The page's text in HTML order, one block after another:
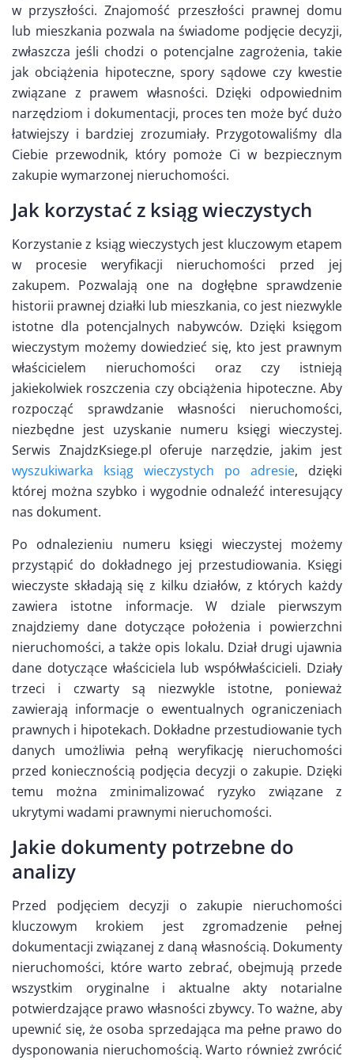
w przyszłości. Znajomość przeszłości prawnej domu
lub mieszkania pozwala na świadome podjęcie decyzji,
zwłaszcza jeśli chodzi o potencjalne zagrożenia, takie
jak obciążenia hipoteczne, spory sądowe czy kwestie
związane z prawem własności. Dzięki odpowiednim
narzędziom i dokumentacji, proces ten może być dużo
łatwiejszy i bardziej zrozumiały. Przygotowaliśmy dla
Ciebie przewodnik, który pomoże Ci w bezpiecznym
zakupie wymarzonej nieruchomości.
Jak korzystać z ksiąg wieczystych
Korzystanie z ksiąg wieczystych jest kluczowym etapem
w procesie weryfikacji nieruchomości przed jej
zakupem. Pozwalają one na dogłębne sprawdzenie
historii prawnej działki lub mieszkania, co jest niezwykle
istotne dla potencjalnych nabywców. Dzięki księgom
wieczystym możemy dowiedzieć się, kto jest prawnym
właścicielem nieruchomości oraz czy istnieją
jakiekolwiek roszczenia czy obciążenia hipoteczne. Aby
rozpocząć sprawdzanie własności nieruchomości,
niezbędne jest uzyskanie numeru księgi wieczystej.
Serwis ZnajdzKsiege.pl oferuje narzędzie, jakim jest
wyszukiwarka ksiąg wieczystych po adresie, dzięki
której można szybko i wygodnie odnaleźć interesujący
nas dokument.
Po odnalezieniu numeru księgi wieczystej możemy
przystąpić do dokładnego jej przestudiowania. Księgi
wieczyste składają się z kilku działów, z których każdy
zawiera istotne informacje. W dziale pierwszym
znajdziemy dane dotyczące położenia i powierzchni
nieruchomości, a także opis lokalu. Dział drugi ujawnia
dane dotyczące właściciela lub współwłaścicieli. Działy
trzeci i czwarty są niezwykle istotne, ponieważ
zawierają informacje o ewentualnych ograniczeniach
prawnych i hipotekach. Dokładne przestudiowanie tych
danych umożliwia pełną weryfikację nieruchomości
przed koniecznością podjęcia decyzji o zakupie. Dzięki
temu można zminimalizować ryzyko związane z
ukrytymi wadami prawnymi nieruchomości.
Jakie dokumenty potrzebne do
analizy
Przed podjęciem decyzji o zakupie nieruchomości
kluczowym krokiem jest zgromadzenie pełnej
dokumentacji związanej z daną własnością. Dokumenty
nieruchomości, które warto zebrać, obejmują przede
wszystkim oryginalne i aktualne akty notarialne
potwierdzające prawo własności zbywcy. To ważne, aby
upewnić się, że osoba sprzedająca ma pełne prawo do
dysponowania nieruchomością. Warto również zwrócić